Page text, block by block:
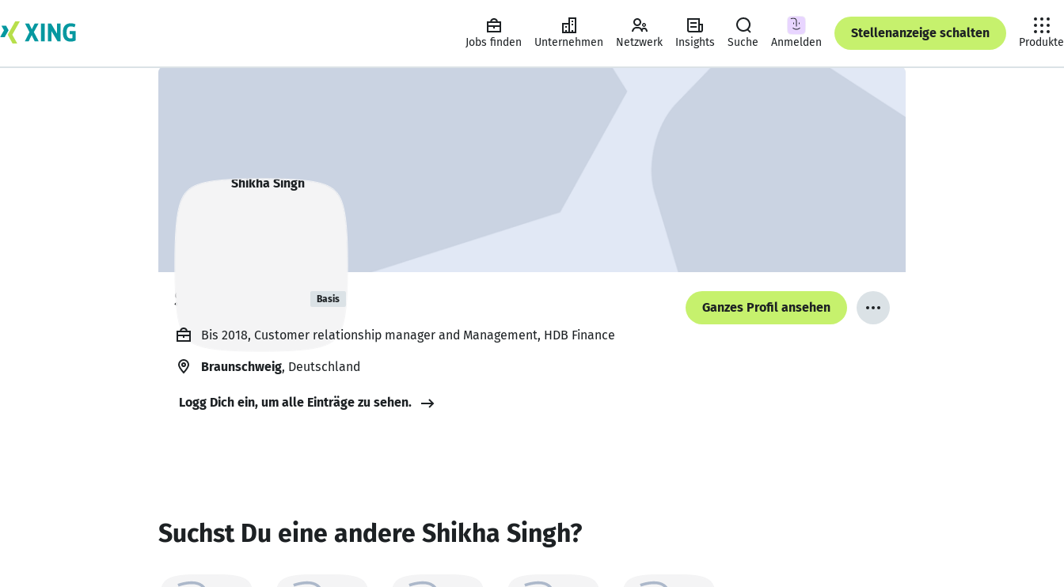
Jobs finden Unternehmen Netzwerk Insights Suche Anmelden
Stellenanzeige schalten
Produkte
Shikha Singh Basis
Ganzes Profil ansehen
Bis 2018, Customer relationship manager and Management, HDB Finance
Braunschweig, Deutschland
Logg Dich ein, um alle Einträge zu sehen.
Suchst Du eine andere Shikha Singh?